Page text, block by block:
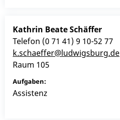
Kathrin BeateSchäffer
Telefon (0 71 41) 9 10-52 77
k.schaeffer@ludwigsburg.de
Raum 105
Assistenz